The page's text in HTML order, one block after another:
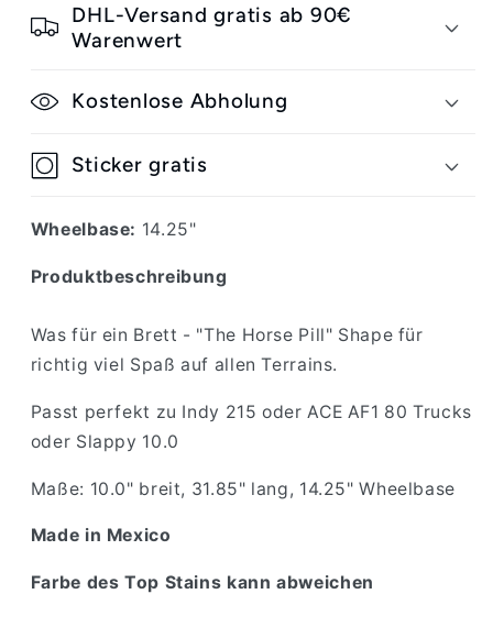
DHL-Versand gratis ab 90€
Warenwert
Kostenlose Abholung
Sticker gratis
Wheelbase: 14.25"
Produktbeschreibung
Was für ein Brett - "The Horse Pill" Shape für
richtig viel Spaß auf allen Terrains.
Passt perfekt zu Indy 215 oder ACE AF1 80 Trucks
oder Slappy 10.0
Maße: 10.0" breit, 31.85" lang, 14.25" Wheelbase
Made in Mexico
Farbe des Top Stains kann abweichen